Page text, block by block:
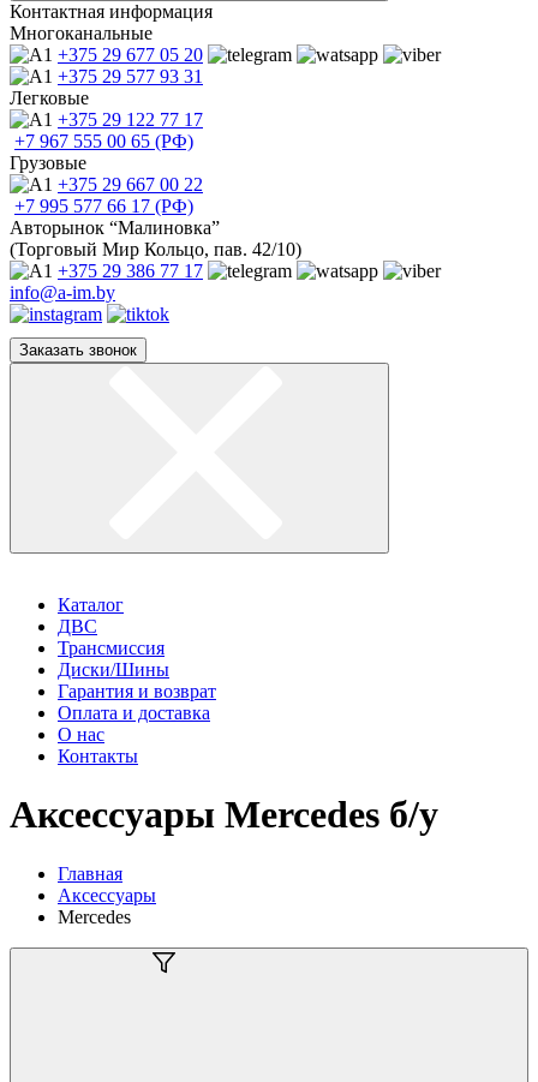
Контактная информация
Многоканальные
+375 29 677 05 20
+375 29 577 93 31
Легковые
+375 29 122 77 17
+7 967 555 00 65 (РФ)
Грузовые
+375 29 667 00 22
+7 995 577 66 17 (РФ)
Авторынок “Малиновка”
(Торговый Мир Кольцо, пав. 42/10)
+375 29 386 77 17
info@a-im.by
Заказать звонок
Каталог
ДВС
Трансмиссия
Диски/Шины
Гарантия и возврат
Оплата и доставка
О нас
Контакты
Аксессуары Mercedes б/у
Главная
Аксессуары
Mercedes